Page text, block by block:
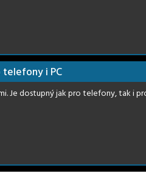
i PC
Je dostupný jak pro telefony, tak i